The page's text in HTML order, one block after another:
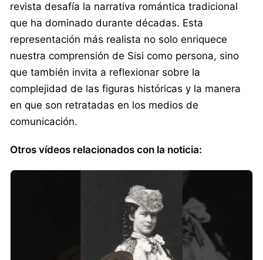
revista desafía la narrativa romántica tradicional
que ha dominado durante décadas. Esta
representación más realista no solo enriquece
nuestra comprensión de Sisi como persona, sino
que también invita a reflexionar sobre la
complejidad de las figuras históricas y la manera
en que son retratadas en los medios de
comunicación.
Otros vídeos relacionados con la noticia: